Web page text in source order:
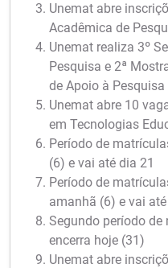
Unemat abre
Acadêmica de
Unemat realiza 3º
Pesquisa e 2ª
de Apoio à
Unemat abre 10
em Tecnologias
Período de
(6) e vai até dia 21
Período de
amanhã (6) e vai
Segundo período
encerra hoje (31)
Unemat abre